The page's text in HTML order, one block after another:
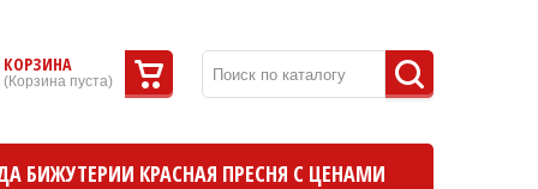
КОРЗИНА
(Корзина пуста)
БИЖУТЕРИИ КРАСНАЯ ПРЕСНЯ С ЦЕНАМИ